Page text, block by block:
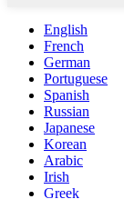
English
French
German
Portuguese
Spanish
Russian
Japanese
Korean
Arabic
Irish
Greek